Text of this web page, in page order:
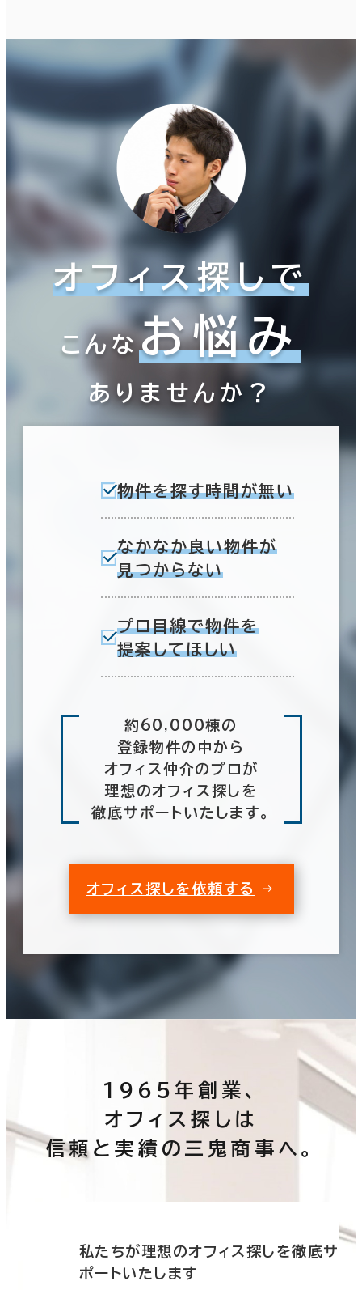
オフィス探しで
こんなお悩み
ありませんか？
物件を探す時間が無い
なかなか良い物件が
見つからない
プロ目線で物件を
提案してほしい
約60,000棟の
登録物件の中から
オフィス仲介のプロが
理想のオフィス探しを
徹底サポートいたします。
オフィス探しを依頼する
1965年創業、
オフィス探しは
信頼と実績の三鬼商事へ。
私たちが理想のオフィス探しを徹底サ
ポートいたします